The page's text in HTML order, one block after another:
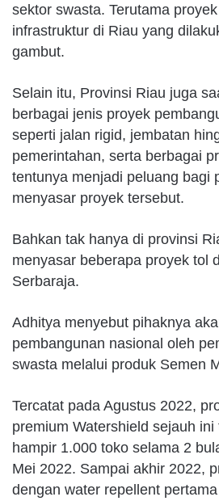
sektor swasta. Terutama
infrastruktur di Riau yang
gambut.
Selain itu, Provinsi Riau juga
berbagai jenis proyek
seperti jalan rigid, jembatan
pemerintahan, serta berbagai
tentunya menjadi peluang bagi
menyasar proyek tersebut.
Bahkan tak hanya di provinsi
menyasar beberapa proyek tol
Serbaraja.
Adhitya menyebut pihaknya
pembangunan nasional oleh
swasta melalui produk Semen
Tercatat pada Agustus 2022,
premium Watershield sejauh
hampir 1.000 toko selama 2
Mei 2022. Sampai akhir 2022,
dengan water repellent